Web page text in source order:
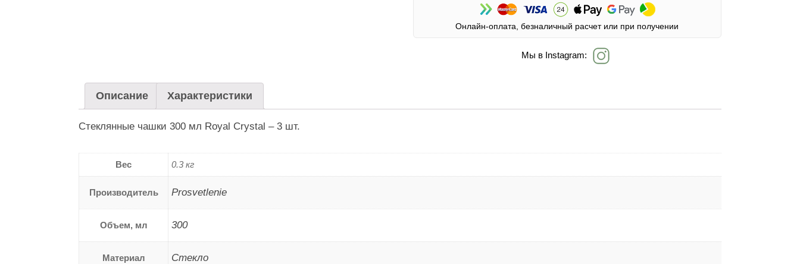
Онлайн-оплата, безналичный расчет или при получении
Мы в Instagram:
Описание Характеристики
Стеклянные чашки 300 мл Royal Crystal – 3 шт.
Вес 0.3 кг
Производитель Prosvetlenie
Объем, мл 300
Материал Стекло